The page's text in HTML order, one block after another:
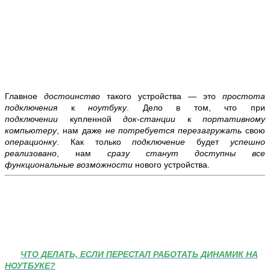
Главное достоинство такого устройства — это простота
подключениякноутбуку. Дело в том, что при
подключении купленной док-станции кпортативному
компьютеру, нам даже не потребуется перезагружать свою
операционку. Как толькоподключениебудетуспешно
реализовано , нам сразу станут доступны все
функциональные возможности нового устройства.
ЧТО ДЕЛАТЬ, ЕСЛИ ПЕРЕСТАЛ РАБОТАТЬ ДИНАМИК НА
НОУТБУКЕ?